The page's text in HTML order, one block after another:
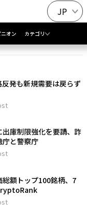
JP
オン カテゴリ
発も新規需要は戻らず
庫制限強化を要請、詐
と警察庁
額トップ100銘柄、7